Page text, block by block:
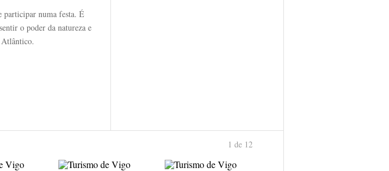
participar numa festa. É
o poder da natureza e
Atlântico.
1 de 12